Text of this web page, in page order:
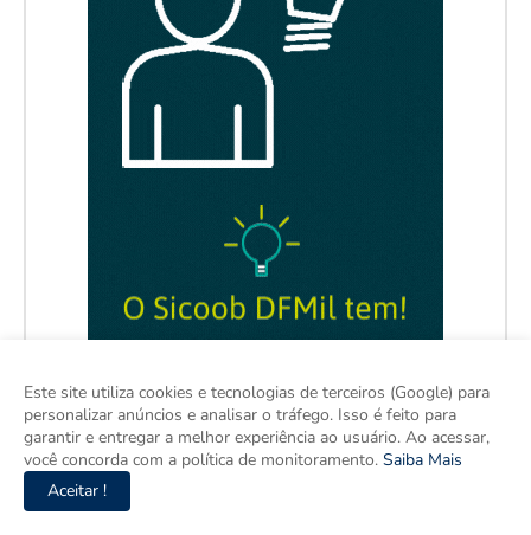
Este site utiliza cookies e tecnologias de terceiros (Google) para
personalizar anúncios e analisar o tráfego. Isso é feito para
garantir e entregar a melhor experiência ao usuário. Ao acessar,
você concorda com a política de monitoramento. Saiba Mais
Aceitar !